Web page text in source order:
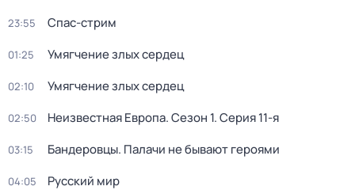
23:55 Спас-стрим
01:25 Умягчение злых сердец
02:10 Умягчение злых сердец
02:50 Неизвестная Европа. Сезон 1. Серия 11-я
03:15 Бандерoвцы. Пaлачи не бывают героями
04:05 Русский мир